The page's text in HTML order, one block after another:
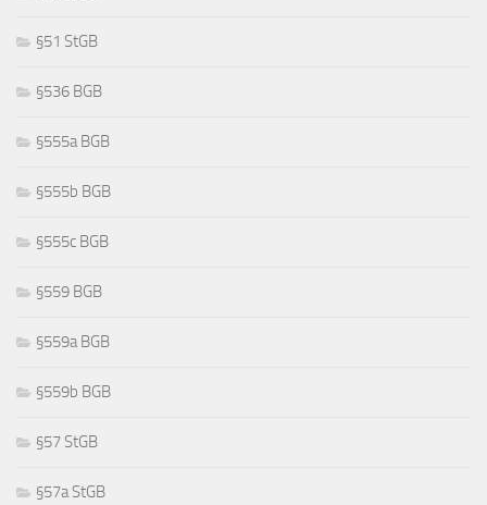
§51 StGB
§536 BGB
§555a BGB
§555b BGB
§555c BGB
§559 BGB
§559a BGB
§559b BGB
§57 StGB
§57a StGB